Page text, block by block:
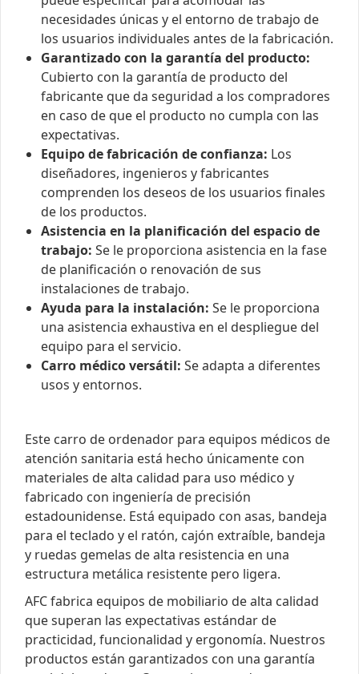
necesidades únicas y el entorno de trabajo de
los usuarios individuales antes de la fabricación.
Garantizado con la garantía del producto:
Cubierto con la garantía de producto del
fabricante que da seguridad a los compradores
en caso de que el producto no cumpla con las
expectativas.
Equipo de fabricación de confianza: Los
diseñadores, ingenieros y fabricantes
comprenden los deseos de los usuarios finales
de los productos.
Asistencia en la planificación del espacio de
trabajo: Se le proporciona asistencia en la fase
de planificación o renovación de sus
instalaciones de trabajo.
Ayuda para la instalación: Se le proporciona
una asistencia exhaustiva en el despliegue del
equipo para el servicio.
Carro médico versátil: Se adapta a diferentes
usos y entornos.
Este carro de ordenador para equipos médicos de
atención sanitaria está hecho únicamente con
materiales de alta calidad para uso médico y
fabricado con ingeniería de precisión
estadounidense. Está equipado con asas, bandeja
para el teclado y el ratón, cajón extraíble, bandeja
y ruedas gemelas de alta resistencia en una
estructura metálica resistente pero ligera.
AFC fabrica equipos de mobiliario de alta calidad
que superan las expectativas estándar de
practicidad, funcionalidad y ergonomía. Nuestros
productos están garantizados con una garantía